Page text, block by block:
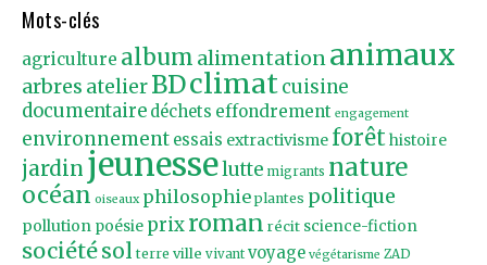
Mots-clés
agriculture album alimentationanimaux
arbres atelierBDclimatcuisine
documentaire déchets effondrement engagement
environnement essais extractivisme forêthistoire
jardin jeunesselutte migrants nature
océan oiseaux philosophie plantes politique
pollution poésie prixroman récit science-fiction
sociétésol terre ville vivant voyage végétarisme ZAD